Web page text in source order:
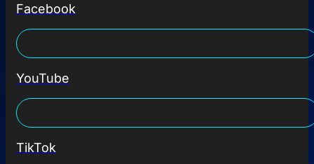
Facebook
YouTube
TikTok